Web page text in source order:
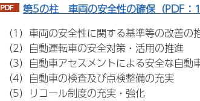
第5の柱 車両の安全性の確保（PDF：
（1）車両の安全性に関する基準等の改善の
（2）自動運転車の安全対策・活用の推進
（3）自動車アセスメントによる安全な自動
（4）自動車の検査及び点検整備の充実
（5）リコール制度の充実・強化